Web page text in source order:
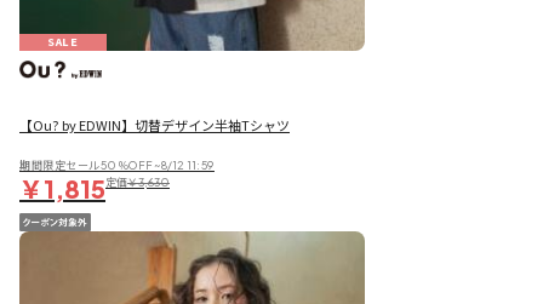
SALE
【Ou? by EDWIN】切替デザイン半袖Tシャツ
期間限定セール50％OFF~8/12 11:59
￥1,815定価￥3,630